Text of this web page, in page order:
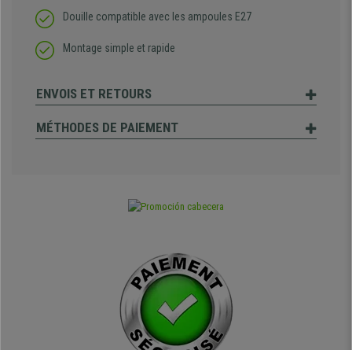
Douille compatible avec les ampoules E27
Montage simple et rapide
ENVOIS ET RETOURS
MÉTHODES DE PAIEMENT